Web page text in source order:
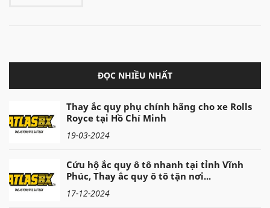
ĐỌC NHIỀU NHẤT
Thay ắc quy phụ chính hãng cho xe Rolls
Royce tại Hồ Chí Minh
19-03-2024
Cứu hộ ắc quy ô tô nhanh tại tỉnh Vĩnh
Phúc, Thay ắc quy ô tô tận nơi...
17-12-2024